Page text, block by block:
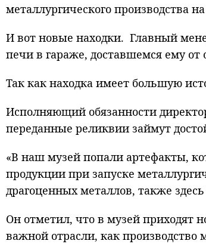
металлургического производства
И вот новые находки. Главный
печи в гараже, доставшемся ему
Так как находка имеет большую
Исполняющий обязанности
переданные реликвии займут
«В наш музей попали артефакты,
продукции при запуске
драгоценных металлов, также
Он отметил, что в музей приходят
важной отрасли, как производство